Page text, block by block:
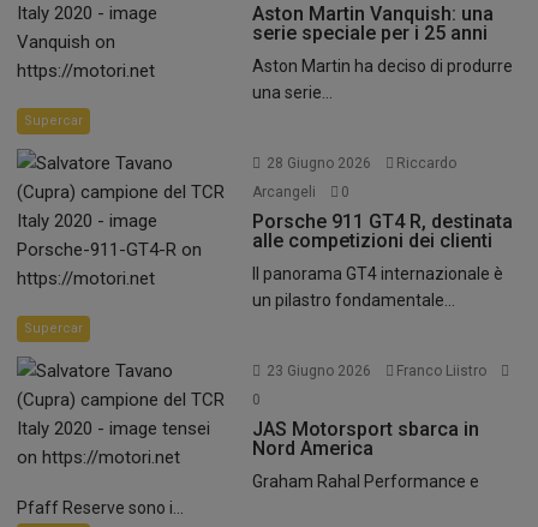
Aston Martin Vanquish: una
serie speciale per i 25 anni
Aston Martin ha deciso di produrre
una serie...
Supercar
28 Giugno 2026
Riccardo
Arcangeli
0
Porsche 911 GT4 R, destinata
alle competizioni dei clienti
Il panorama GT4 internazionale è
un pilastro fondamentale...
Supercar
23 Giugno 2026
Franco Liistro
0
JAS Motorsport sbarca in
Nord America
Graham Rahal Performance e
Pfaff Reserve sono i...